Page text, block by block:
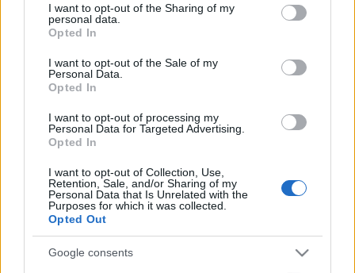
not limited to your visit or usage behaviour. You may click to
grant or deny consent to Google and its third-party tags to
use your data for below specified purposes in below Google
consent section.
I want to opt-out of the Sharing of my
personal data.
Opted In
I want to opt-out of the Sale of my
Personal Data.
Opted In
I want to opt-out of processing my
Personal Data for Targeted Advertising.
Opted In
I want to opt-out of Collection, Use,
Retention, Sale, and/or Sharing of my
Personal Data that Is Unrelated with the
Purposes for which it was collected.
Opted Out
Google consents
az Only When I Lose Myself-ből
Itt pedig a másik acapella változat az Only When I
köszönhetünk. Itt nincsenek összetolva az éneksávok,
hanem szépen úgy jön minden, ahogy a dalban is
hallgatni!